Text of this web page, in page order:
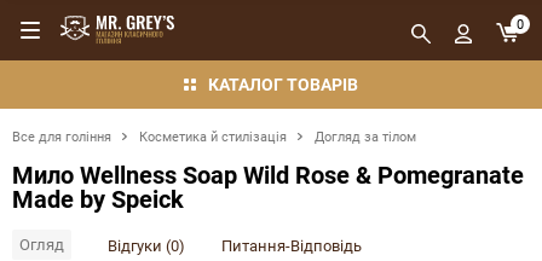
КАТАЛОГ ТОВАРІВ
0
Все для гоління Косметика й стилізація Догляд за тілом
Мило Wellness Soap Wild Rose & Pomegranate
Made by Speick
Огляд Відгуки (0) Питання-Відповідь